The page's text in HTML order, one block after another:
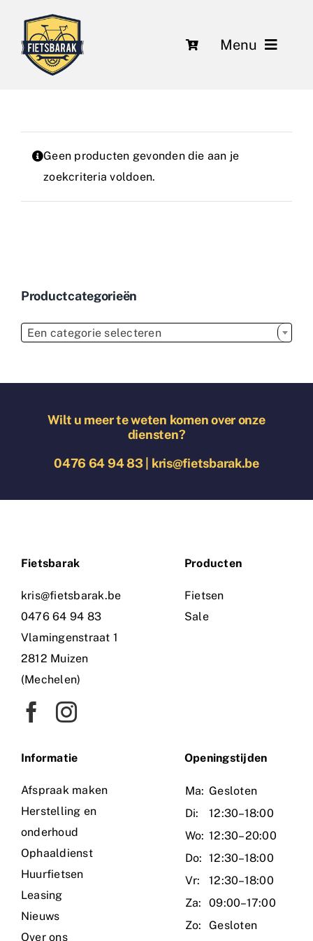
inhoud
Menu
Over ons
Leasing
Geen producten gevonden die aan je
zoekcriteria voldoen.
Productcategorieën
Een categorie selecteren
Wilt u meer te weten komen over onze
diensten?
0476 64 94 83| kris@fietsbarak.be
Fietsbarak
kris@fietsbarak.be
0476 64 94 83
Vlamingenstraat 1
2812 Muizen
(Mechelen)
Producten
Fietsen
Sale
Informatie
Afspraak maken
Herstelling en
onderhoud
Ophaaldienst
Huurfietsen
Leasing
Nieuws
Over ons
Openingstijden
Ma: Gesloten
Di:
12:30–18:00
Wo: 12:30–20:00
Do: 12:30–18:00
Vr:
12:30–18:00
Za:
09:00–17:00
Zo:
Gesloten